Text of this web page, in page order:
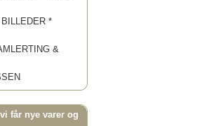
*
&
får nye varer og